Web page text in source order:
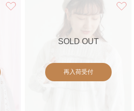
SOLD OUT
再入荷受付